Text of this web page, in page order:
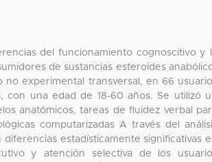
del funcionamiento cognoscitivo y
de sustancias esteroides
experimental transversal, en 66
con una edad de 18-60 años. Se utilizó
anatómicos, tareas de fluidez verbal
computarizadas A través del
estadísticamente significativas
y atención selectiva de los